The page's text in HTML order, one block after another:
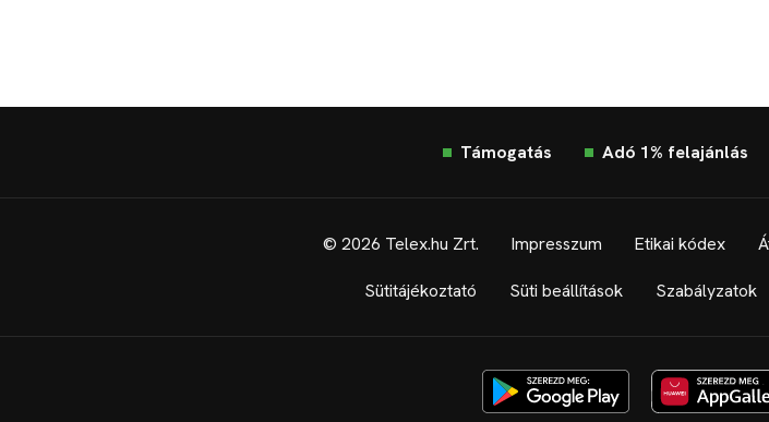
Támogatás Adó 1% felajánlás
© 2026 Telex.hu Zrt. Impresszum Etikai kódex
Sütitájékoztató Süti beállítások Szabályzatok